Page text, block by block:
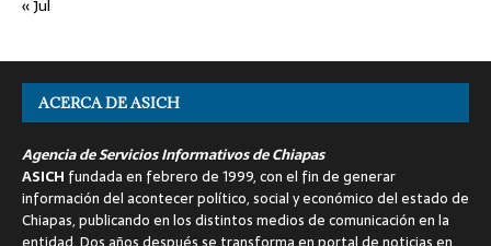
« Jul
ACERCA DE ASICH
Agencia de Servicios Informativos de Chiapas
ASICH fundada en febrero de 1999, con el fin de generar
información del acontecer político, social y económico del estado de
Chiapas, publicando en los distintos medios de comunicación en la